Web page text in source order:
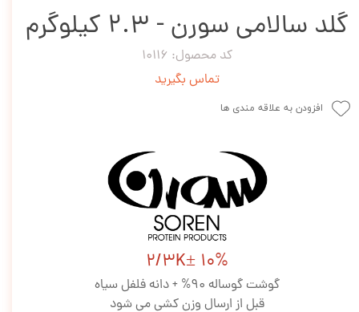
گلد سالامی سورن - 2.3 کیلوگرم
کد محصول: 10116
تماس بگیرید
افزودن به علاقه مندی ها
2/3K± 10%
گوشت گوساله 90% + دانه فلفل سیاه
قبل از ارسال وزن کشی می شود